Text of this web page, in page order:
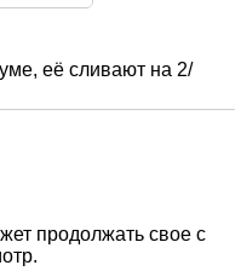
её сливают на 2/
продолжать свое с